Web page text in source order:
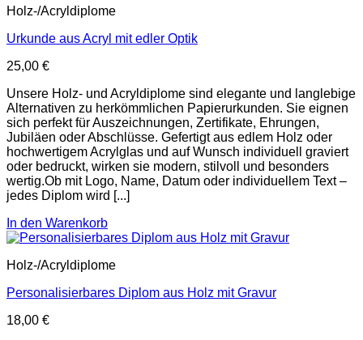
Holz-/Acryldiplome
Urkunde aus Acryl mit edler Optik
25,00 €
Unsere Holz- und Acryldiplome sind elegante und langlebige
Alternativen zu herkömmlichen Papierurkunden. Sie eignen
sich perfekt für Auszeichnungen, Zertifikate, Ehrungen,
Jubiläen oder Abschlüsse. Gefertigt aus edlem Holz oder
hochwertigem Acrylglas und auf Wunsch individuell graviert
oder bedruckt, wirken sie modern, stilvoll und besonders
wertig.Ob mit Logo, Name, Datum oder individuellem Text –
jedes Diplom wird [...]
In den Warenkorb
Holz-/Acryldiplome
Personalisierbares Diplom aus Holz mit Gravur
18,00 €